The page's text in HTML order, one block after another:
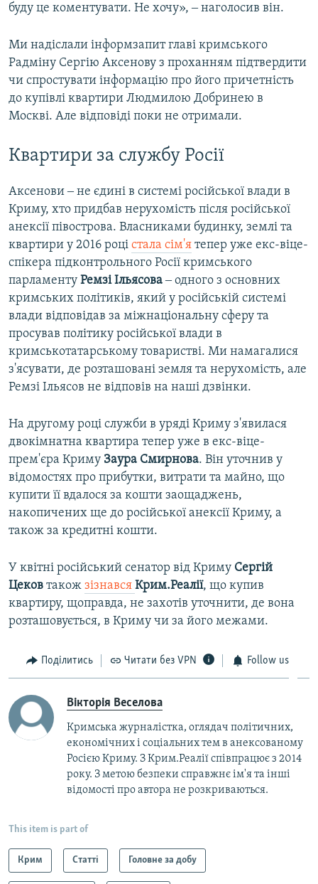
буду це коментувати. Не хочу», ‒ наголосив він.
Ми надіслали інформзапит главі кримського
Радміну Сергію Аксенову з проханням підтвердити
чи спростувати інформацію про його причетність
до купівлі квартири Людмилою Добринею в
Москві. Але відповіді поки не отримали.
Квартири за службу Росії
Аксенови ‒ не єдині в системі російської влади в
Криму, хто придбав нерухомість після російської
анексії півострова. Власниками будинку, землі та
квартири у 2016 році стала сім'я тепер уже екс-віце-
спікера підконтрольного Росії кримського
парламенту Ремзі Ільясова‒ одного з основних
кримських політиків, який у російській системі
влади відповідав за міжнаціональну сферу та
просував політику російської влади в
кримськотатарському товаристві. Ми намагалися
з'ясувати, де розташовані земля та нерухомість, але
Ремзі Ільясов не відповів на наші дзвінки.
На другому році служби в уряді Криму з'явилася
двокімнатна квартира тепер уже в екс-віце-
прем'єра Криму Заура Смирнова. Він уточнив у
відомостях про прибутки, витрати та майно, що
купити її вдалося за кошти заощаджень,
накопичених ще до російської анексії Криму, а
також за кредитні кошти.
У квітні російський сенатор від Криму Сергій
Цеков також зізнався Крим.Реалії, що купив
квартиру, щоправда, не захотів уточнити, де вона
розташовується, в Криму чи за його межами.
Поділитись Читати без VPN Follow us
Вікторія Веселова
Кримська журналістка, оглядач політичних,
економічних і соціальних тем в анексованому
Росією Криму. З Крим.Реалії співпрацює з 2014
року. З метою безпеки справжнє ім'я та інші
відомості про автора не розкриваються.
This item is part of
Крим Статті Головне за добу